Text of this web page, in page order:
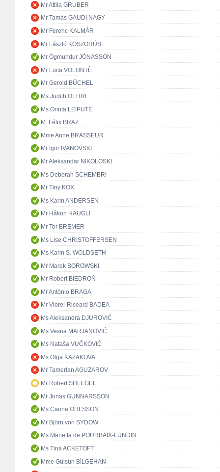
Mr Attila GRUBER
Mr Tamás GAUDI NAGY
Mr Ferenc KALMÁR
Mr László KOSZORÚS
Mr Ögmundur JÓNASSON
Mr Luca VOLONTÈ
Mr Gerold BÜCHEL
Ms Judith OEHRI
Ms Orinta LEIPUTĖ
M. Félix BRAZ
Mme Anne BRASSEUR
Mr Igor IVANOVSKI
Mr Aleksandar NIKOLOSKI
Ms Deborah SCHEMBRI
Mr Tiny KOX
Ms Karin ANDERSEN
Mr Håkon HAUGLI
Mr Tor BREMER
Ms Lise CHRISTOFFERSEN
Ms Karin S. WOLDSETH
Mr Marek BOROWSKI
Mr Robert BIEDROŃ
Mr António BRAGA
Mr Viorel-Riceard BADEA
Ms Aleksandra DJUROVIĆ
Ms Vesna MARJANOVIĆ
Ms Nataša VUČKOVIĆ
Ms Olga KAZAKOVA
Mr Tamerlan AGUZAROV
Mr Robert SHLEGEL
Mr Jonas GUNNARSSON
Ms Carina OHLSSON
Mr Björn von SYDOW
Ms Marietta de POURBAIX-LUNDIN
Ms Tina ACKETOFT
Mme Gülsün BİLGEHAN